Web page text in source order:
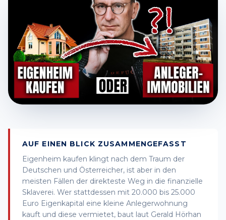
AUF EINEN BLICK ZUSAMMENGEFASST
Eigenheim kaufen klingt nach dem Traum der
Deutschen und Österreicher, ist aber in den
meisten Fällen der direkteste Weg in die finanzielle
Sklaverei. Wer stattdessen mit 20.000 bis 25.000
Euro Eigenkapital eine kleine Anlegerwohnung
kauft und diese vermietet, baut laut Gerald Hörhan